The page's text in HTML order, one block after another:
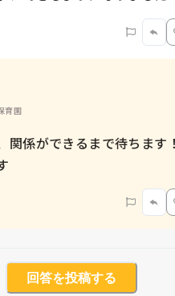
育園
関係ができるまで待ちます
回答を投稿する